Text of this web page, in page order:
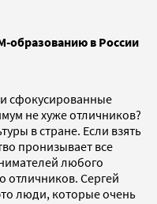
образованию в России
сфокусированные
не хуже отличников?
в стране. Если взять
пронизывает все
любого
отличников. Сергей
люди, которые очень